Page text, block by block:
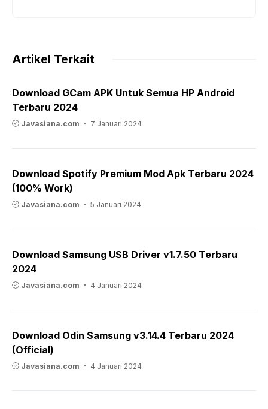
Artikel Terkait
Download GCam APK Untuk Semua HP Android
Terbaru 2024
Javasiana.com 7 Januari 2024
Download Spotify Premium Mod Apk Terbaru 2024
(100% Work)
Javasiana.com 5 Januari 2024
Download Samsung USB Driver v1.7.50 Terbaru
2024
Javasiana.com 4 Januari 2024
Download Odin Samsung v3.14.4 Terbaru 2024
(Official)
Javasiana.com 4 Januari 2024